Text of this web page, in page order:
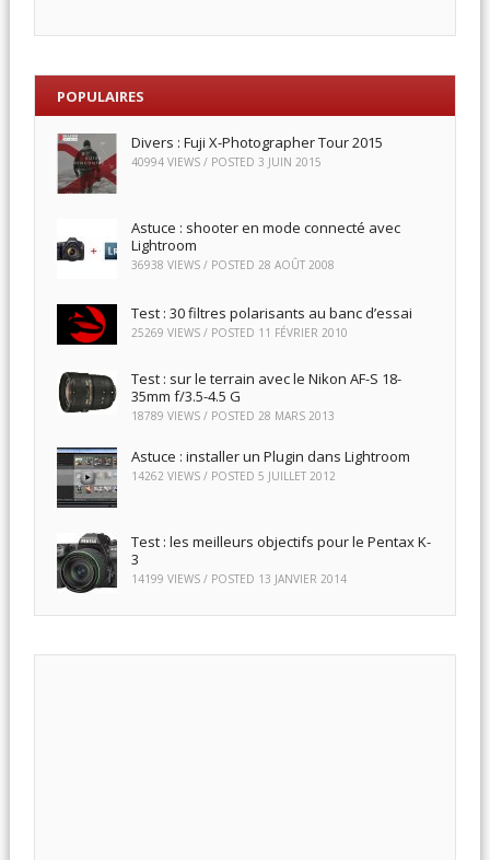
POPULAIRES
Divers : Fuji X-Photographer Tour 2015
40994 VIEWS / POSTED 3 JUIN 2015
Astuce : shooter en mode connecté avec
Lightroom
36938 VIEWS / POSTED 28 AOÛT 2008
Test : 30 filtres polarisants au banc d’essai
25269 VIEWS / POSTED 11 FÉVRIER 2010
Test : sur le terrain avec le Nikon AF-S 18-
35mm f/3.5-4.5 G
18789 VIEWS / POSTED 28 MARS 2013
Astuce : installer un Plugin dans Lightroom
14262 VIEWS / POSTED 5 JUILLET 2012
Test : les meilleurs objectifs pour le Pentax K-
3
14199 VIEWS / POSTED 13 JANVIER 2014